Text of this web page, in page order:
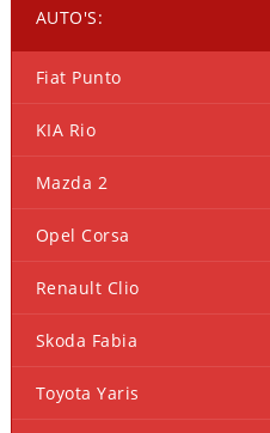
AUTO'S:
Fiat Punto
KIA Rio
Mazda 2
Opel Corsa
Renault Clio
Skoda Fabia
Toyota Yaris